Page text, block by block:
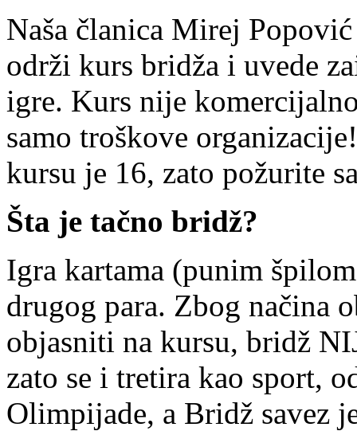
Naša članica Mirej
održi kurs bridža i uvede
igre. Kurs nije
samo troškove
kursu je 16, zato požurite
Šta je tačno bridž?
Igra kartama (punim
drugog para. Zbog načina
objasniti na kursu, bridž
zato se i tretira kao sport,
Olimpijade, a Bridž savez